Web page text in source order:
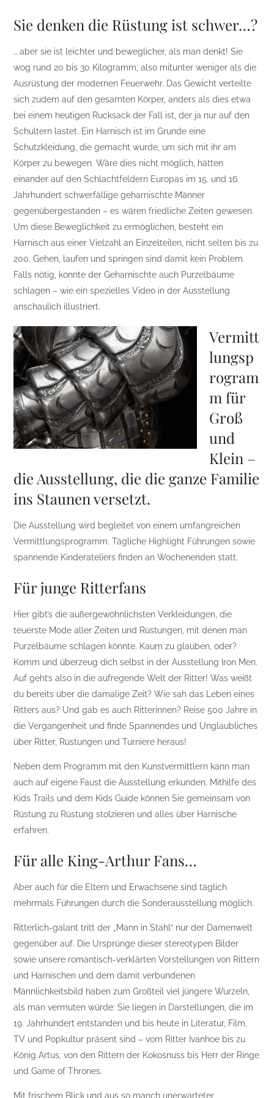
Sie denken die Rüstung ist schwer…?
… aber sie ist leichter und beweglicher, als man denkt! Sie
wog rund 20 bis 30 Kilogramm, also mitunter weniger als die
Ausrüstung der modernen Feuerwehr. Das Gewicht verteilte
sich zudem auf den gesamten Körper, anders als dies etwa
bei einem heutigen Rucksack der Fall ist, der ja nur auf den
Schultern lastet. Ein Harnisch ist im Grunde eine
Schutzkleidung, die gemacht wurde, um sich mit ihr am
Körper zu bewegen. Wäre dies nicht möglich, hätten
einander auf den Schlachtfeldern Europas im 15. und 16.
Jahrhundert schwerfällige geharnischte Männer
gegenübergestanden – es wären friedliche Zeiten gewesen.
Um diese Beweglichkeit zu ermöglichen, besteht ein
Harnisch aus einer Vielzahl an Einzelteilen, nicht selten bis zu
200. Gehen, laufen und springen sind damit kein Problem.
Falls nötig, konnte der Geharnischte auch Purzelbäume
schlagen – wie ein spezielles Video in der Ausstellung
anschaulich illustriert.
Vermitt
lungsp
rogram
m für
Groß
und
Klein –
die Ausstellung, die die ganze Familie
ins Staunen versetzt.
Die Ausstellung wird begleitet von einem umfangreichen
Vermittlungsprogramm. Tägliche Highlight Führungen sowie
spannende Kinderateliers finden an Wochenenden statt.
Für junge Ritterfans
Hier gibt’s die außergewöhnlichsten Verkleidungen, die
teuerste Mode aller Zeiten und Rüstungen, mit denen man
Purzelbäume schlagen könnte. Kaum zu glauben, oder?
Komm und überzeug dich selbst in der Ausstellung Iron Men.
Auf geht’s also in die aufregende Welt der Ritter! Was weißt
du bereits über die damalige Zeit? Wie sah das Leben eines
Ritters aus? Und gab es auch Ritterinnen? Reise 500 Jahre in
die Vergangenheit und finde Spannendes und Unglaubliches
über Ritter, Rüstungen und Turniere heraus!
Neben dem Programm mit den Kunstvermittlern kann man
auch auf eigene Faust die Ausstellung erkunden. Mithilfe des
Kids Trails und dem Kids Guide können Sie gemeinsam von
Rüstung zu Rüstung stolzieren und alles über Harnische
erfahren.
Für alle King-Arthur Fans…
Aber auch für die Eltern und Erwachsene sind täglich
mehrmals Führungen durch die Sonderausstellung möglich.
Ritterlich-galant tritt der „Mann in Stahl“ nur der Damenwelt
gegenüber auf. Die Ursprünge dieser stereotypen Bilder
sowie unsere romantisch-verklärten Vorstellungen von Rittern
und Harnischen und dem damit verbundenen
Männlichkeitsbild haben zum Großteil viel jüngere Wurzeln,
als man vermuten würde: Sie liegen in Darstellungen, die im
19. Jahrhundert entstanden und bis heute in Literatur, Film,
TV und Popkultur präsent sind – vom Ritter Ivanhoe bis zu
König Artus, von den Rittern der Kokosnuss bis Herr der Ringe
und Game of Thrones.
Mit frischem Blick und aus so manch unerwarteter